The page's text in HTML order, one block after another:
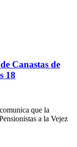
Canastas de
18
que la
a la Vejez